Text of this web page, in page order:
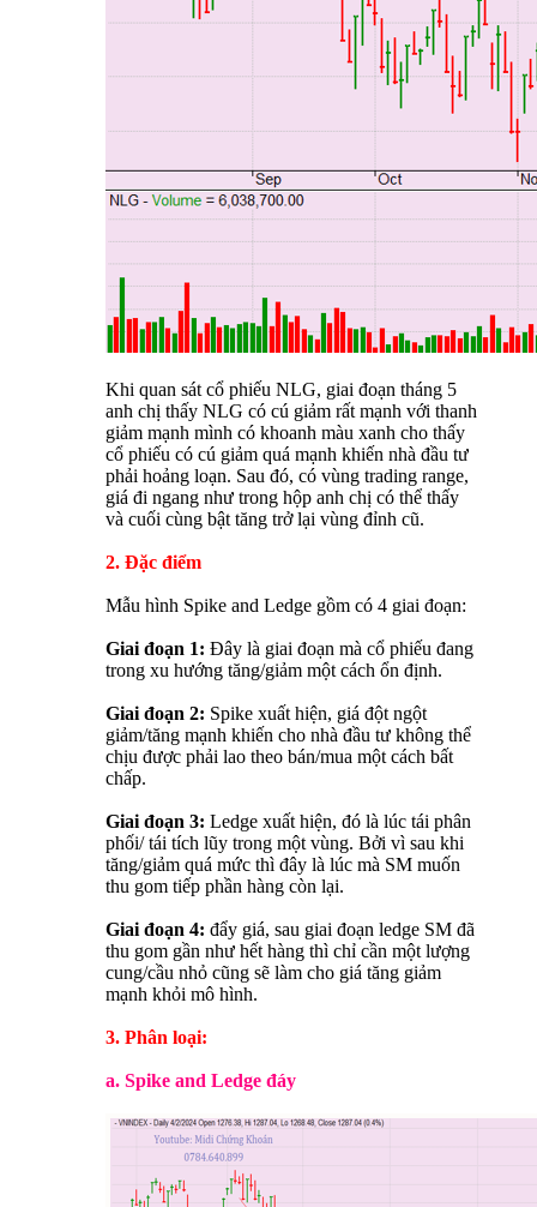
Khi quan sát cổ phiếu NLG, giai đoạn tháng 5
anh chị thấy NLG có cú giảm rất mạnh với thanh
giảm mạnh mình có khoanh màu xanh cho thấy
cổ phiếu có cú giảm quá mạnh khiến nhà đầu tư
phải hoảng loạn. Sau đó, có vùng trading range,
giá đi ngang như trong hộp anh chị có thể thấy
và cuối cùng bật tăng trở lại vùng đỉnh cũ.
2. Đặc điểm
Mẫu hình Spike and Ledge gồm có 4 giai đoạn:
Giai đoạn 1: Đây là giai đoạn mà cổ phiếu đang
trong xu hướng tăng/giảm một cách ổn định.
Giai đoạn 2: Spike xuất hiện, giá đột ngột
giảm/tăng mạnh khiến cho nhà đầu tư không thể
chịu được phải lao theo bán/mua một cách bất
chấp.
Giai đoạn 3: Ledge xuất hiện, đó là lúc tái phân
phối/ tái tích lũy trong một vùng. Bởi vì sau khi
tăng/giảm quá mức thì đây là lúc mà SM muốn
thu gom tiếp phần hàng còn lại.
Giai đoạn 4: đẩy giá, sau giai đoạn ledge SM đã
thu gom gần như hết hàng thì chỉ cần một lượng
cung/cầu nhỏ cũng sẽ làm cho giá tăng giảm
mạnh khỏi mô hình.
3. Phân loại:
a. Spike and Ledge đáy